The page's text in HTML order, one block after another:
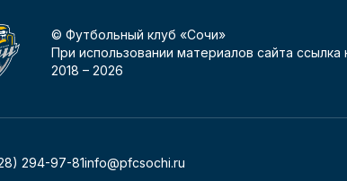
© Футбольный клуб «Сочи»
При использовании материалов сайта ссылка
2018 – 2026
294-97-81info@pfcsochi.ru